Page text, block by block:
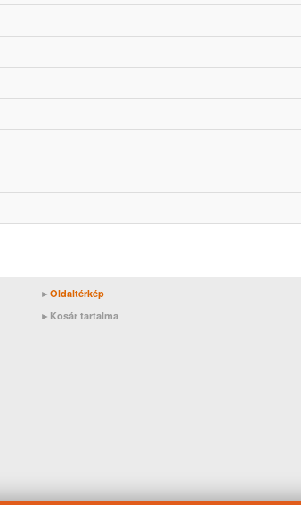
► Oldaltérkép
► Kosár tartalma